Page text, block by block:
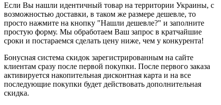
Если Вы нашли идентичный товар на территории Украины, с
возможностью доставки, в таком же размере дешевле, то
просто нажмите на кнопку "Нашли дешевле?" и заполните
простую форму. Мы обработаем Ваш запрос в кратчайшие
сроки и постараемся сделать цену ниже, чем у конкурента!
Бонусная система скидок зарегистрированным на сайте
клиентам сразу после первой покупки. После первого заказа
активируется накопительная дисконтная карта и на все
последующие покупки будет действовать дополнительная
скидка.